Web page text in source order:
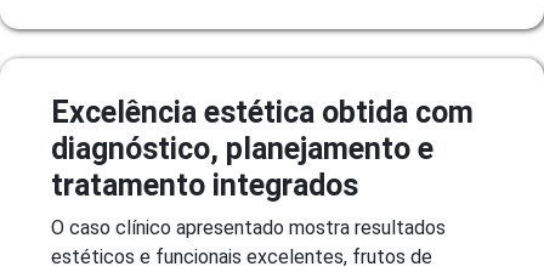
Excelência estética obtida com
diagnóstico, planejamento e
tratamento integrados
O caso clínico apresentado mostra resultados
estéticos e funcionais excelentes, frutos de